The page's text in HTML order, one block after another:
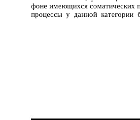
фоне имеющихся соматических
процессы у данной категории